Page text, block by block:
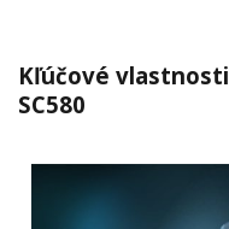
Kľúčové
SC580